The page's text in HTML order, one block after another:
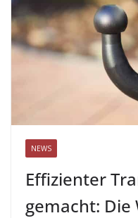
NEWS
Effizienter
gemacht: Die